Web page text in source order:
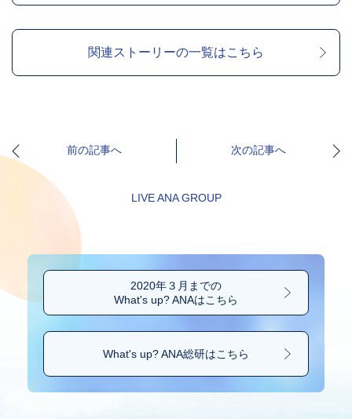
関連ストーリーの一覧はこちら
前の記事へ
LIVE ANA GROUP
次の記事へ
2020年３月までの
What's up? ANAはこちら
What's up? ANA総研はこちら